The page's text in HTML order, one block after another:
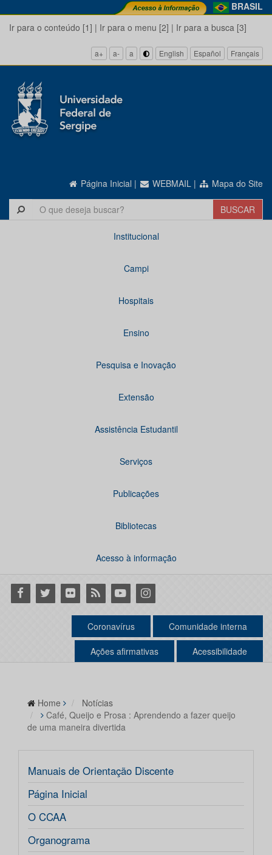
BRASIL
Ir para o conteúdo [1] | Ir para o menu [2] | Ir para a busca [3]
a+ a- a English Español Français
Página Inicial | WEBMAIL | Mapa do Site
Institucional
Campi
Hospitais
Ensino
Pesquisa e Inovação
Extensão
Assistência Estudantil
Serviços
Publicações
Bibliotecas
Acesso à informação
Facebook
Twitter Flickr RSS YoutubeInstagram
Coronavírus Comunidade interna
Ações afirmativas Acessibilidade
Home
Notícias
Café, Queijo e Prosa : Aprendendo a fazer queijo
de uma maneira divertida
Manuais de Orientação Discente
Página Inicial
O CCAA
Organograma